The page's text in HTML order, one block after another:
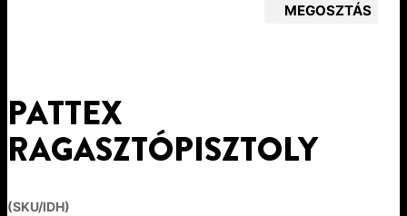
MEGOSZTÁS
PATTEX
RAGASZTÓPISZTOLY
(SKU/IDH)